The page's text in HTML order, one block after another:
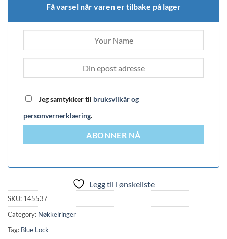
Få varsel når varen er tilbake på lager
Jeg samtykker til bruksvilkår og
personvernerklæring.
ABONNER NÅ
Legg til i ønskeliste
SKU: 145537
Category: Nøkkelringer
Tag: Blue Lock